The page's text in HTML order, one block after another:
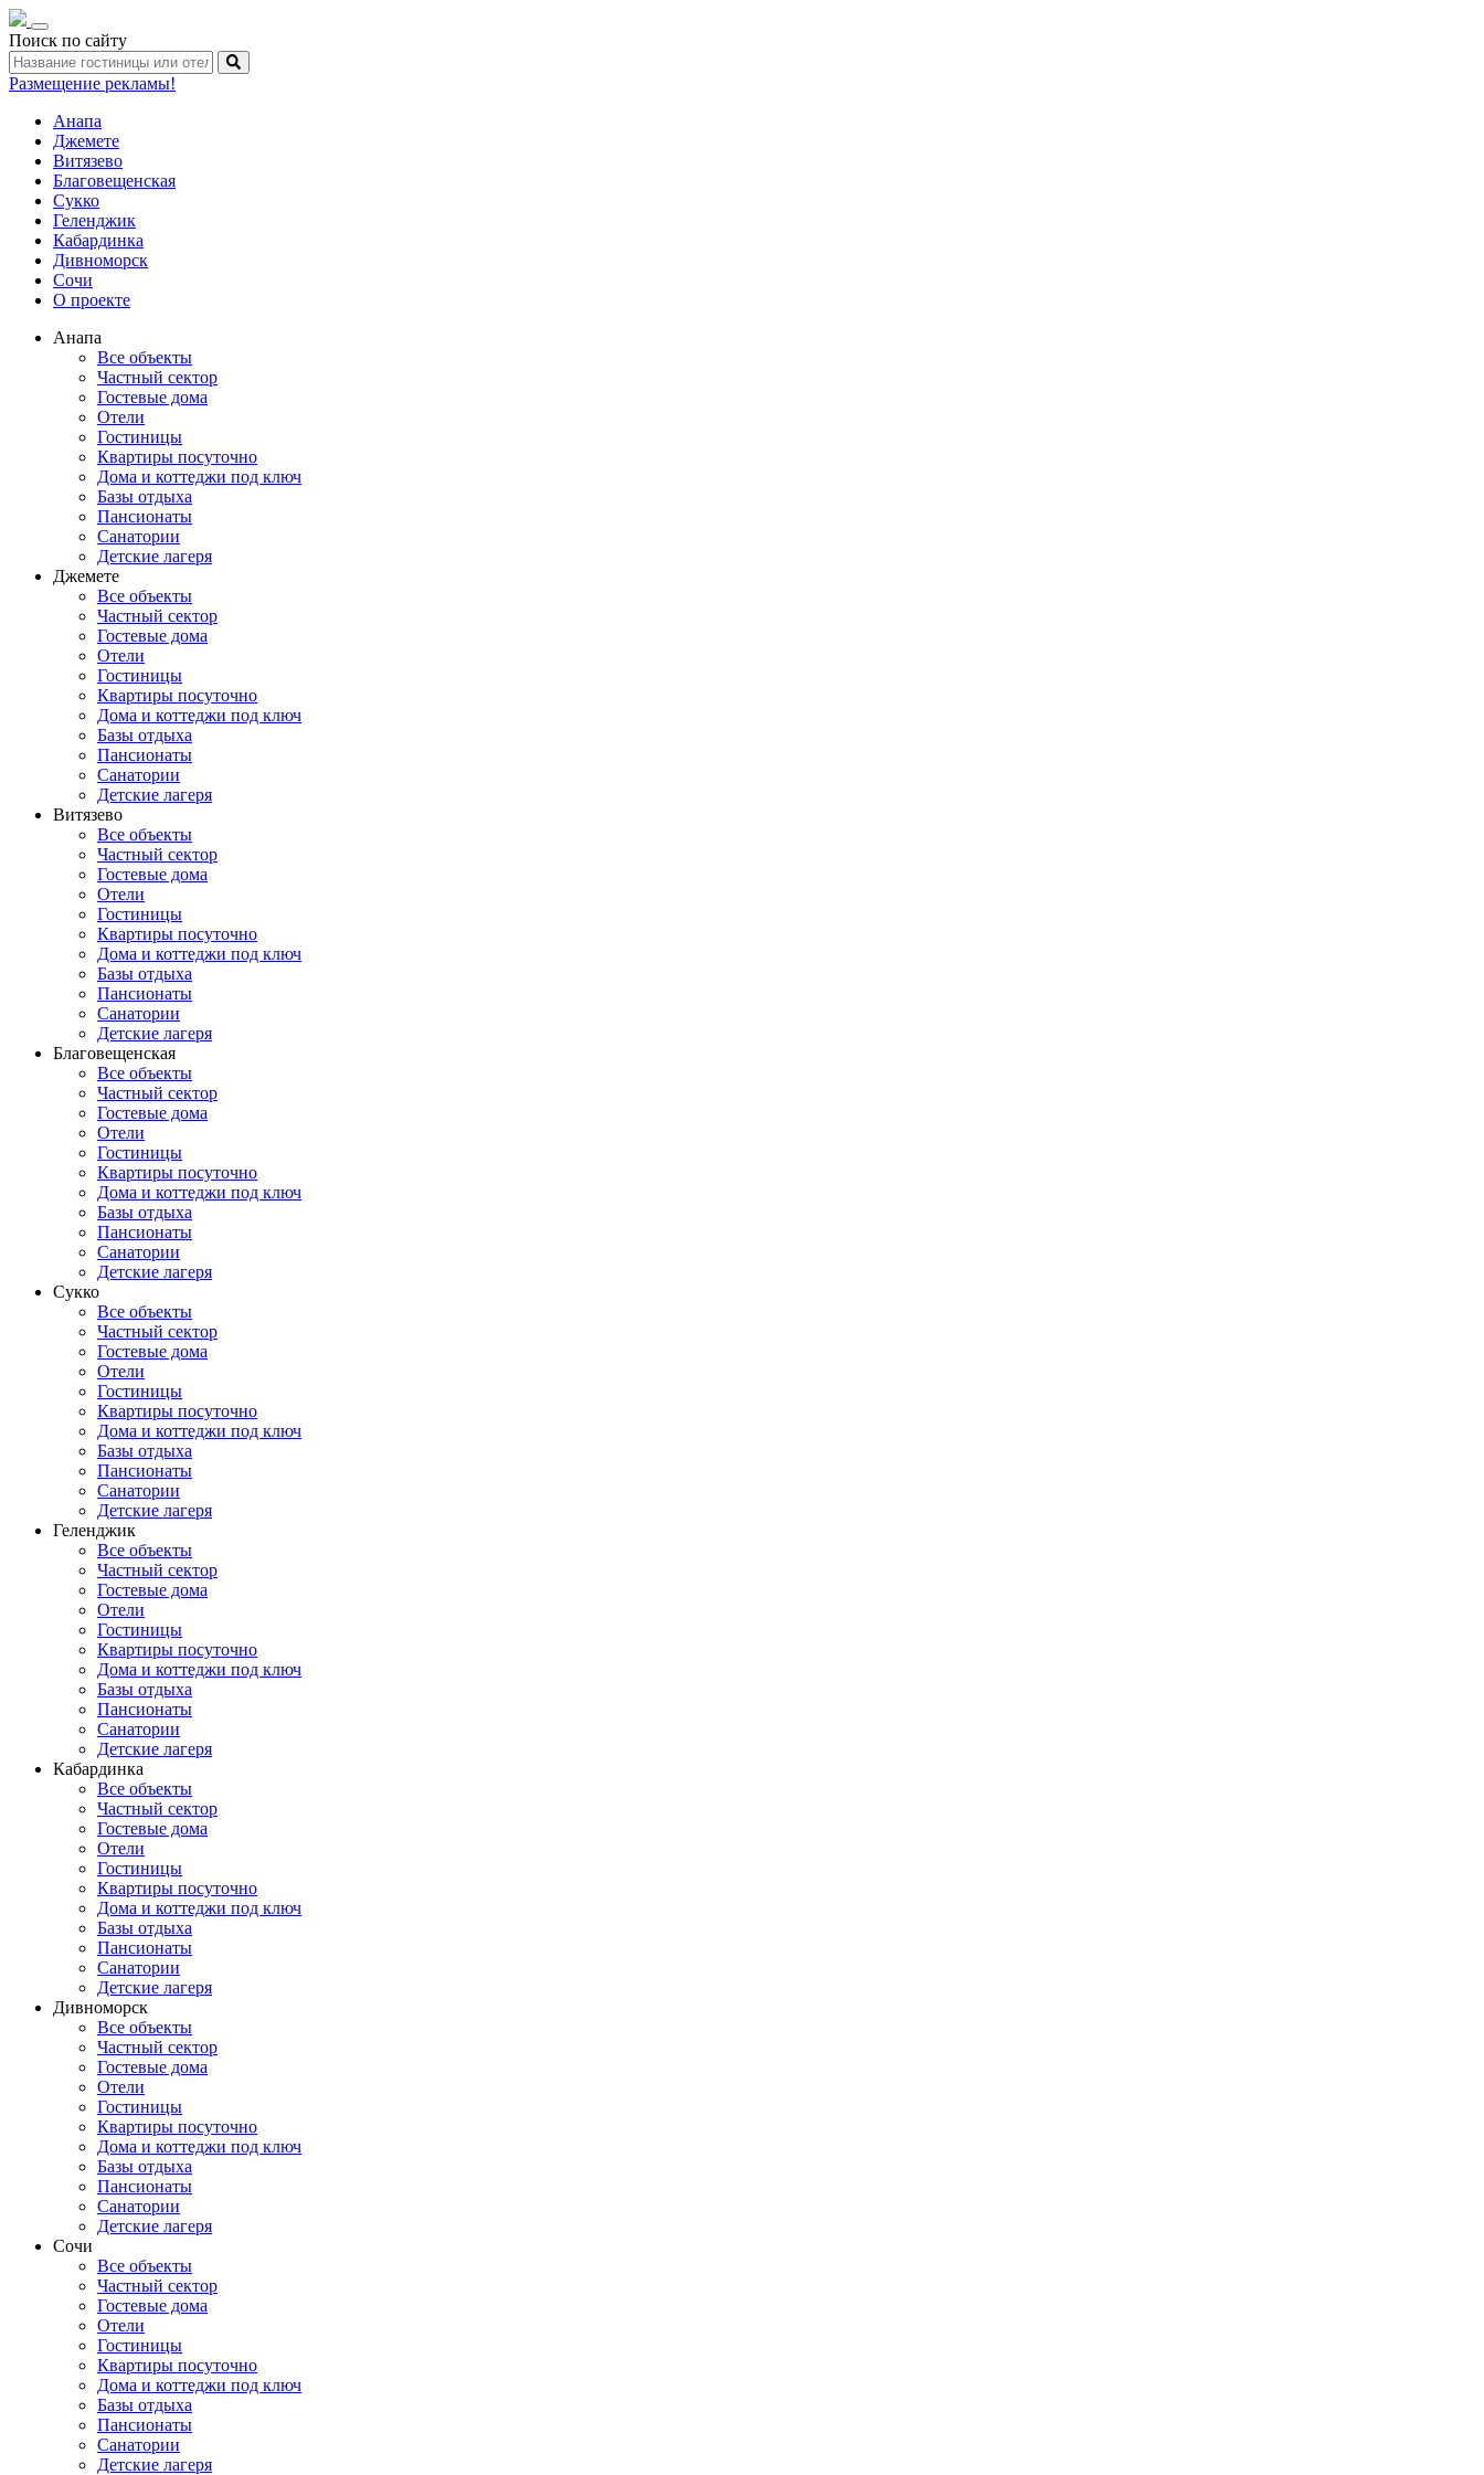
Toggle
navigation
Поиск по сайту
Размещение рекламы!
Анапа
Джемете
Витязево
Благовещенская
Сукко
Геленджик
Кабардинка
Дивноморск
Сочи
О проекте
Анапа
Все объекты
Частный сектор
Гостевые дома
Отели
Гостиницы
Квартиры посуточно
Дома и коттеджи под ключ
Базы отдыха
Пансионаты
Санатории
Детские лагеря
Джемете
Все объекты
Частный сектор
Гостевые дома
Отели
Гостиницы
Квартиры посуточно
Дома и коттеджи под ключ
Базы отдыха
Пансионаты
Санатории
Детские лагеря
Витязево
Все объекты
Частный сектор
Гостевые дома
Отели
Гостиницы
Квартиры посуточно
Дома и коттеджи под ключ
Базы отдыха
Пансионаты
Санатории
Детские лагеря
Благовещенская
Все объекты
Частный сектор
Гостевые дома
Отели
Гостиницы
Квартиры посуточно
Дома и коттеджи под ключ
Базы отдыха
Пансионаты
Санатории
Детские лагеря
Сукко
Все объекты
Частный сектор
Гостевые дома
Отели
Гостиницы
Квартиры посуточно
Дома и коттеджи под ключ
Базы отдыха
Пансионаты
Санатории
Детские лагеря
Геленджик
Все объекты
Частный сектор
Гостевые дома
Отели
Гостиницы
Квартиры посуточно
Дома и коттеджи под ключ
Базы отдыха
Пансионаты
Санатории
Детские лагеря
Кабардинка
Все объекты
Частный сектор
Гостевые дома
Отели
Гостиницы
Квартиры посуточно
Дома и коттеджи под ключ
Базы отдыха
Пансионаты
Санатории
Детские лагеря
Дивноморск
Все объекты
Частный сектор
Гостевые дома
Отели
Гостиницы
Квартиры посуточно
Дома и коттеджи под ключ
Базы отдыха
Пансионаты
Санатории
Детские лагеря
Сочи
Все объекты
Частный сектор
Гостевые дома
Отели
Гостиницы
Квартиры посуточно
Дома и коттеджи под ключ
Базы отдыха
Пансионаты
Санатории
Детские лагеря